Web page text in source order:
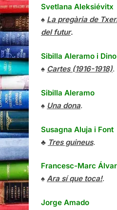
Svetlana Aleksiévitx
♠ La pregària de
del futur.
Sibilla Aleramo i
♠ Cartes (1916-1918).
Sibilla Aleramo
♠ Una dona.
Susagna Aluja i Font
♣ Tres guineus.
Francesc-Marc
♠ Ara sí que toca!.
Jorge Amado